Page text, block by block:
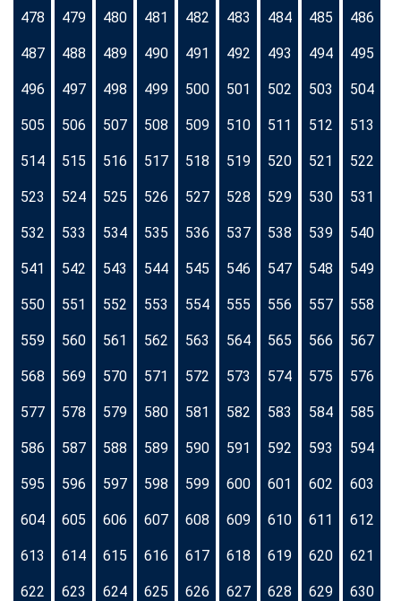
478 479 480 481 482 483 484 485 486
487 488 489 490 491 492 493 494 495
496 497 498 499 500 501 502 503 504
505 506 507 508 509 510 511 512 513
514 515 516 517 518 519 520 521 522
523 524 525 526 527 528 529 530 531
532 533 534 535 536 537 538 539 540
541 542 543 544 545 546 547 548 549
550 551 552 553 554 555 556 557 558
559 560 561 562 563 564 565 566 567
568 569 570 571 572 573 574 575 576
577 578 579 580 581 582 583 584 585
586 587 588 589 590 591 592 593 594
595 596 597 598 599 600 601 602 603
604 605 606 607 608 609 610 611 612
613 614 615 616 617 618 619 620 621
622 623 624 625 626 627 628 629 630